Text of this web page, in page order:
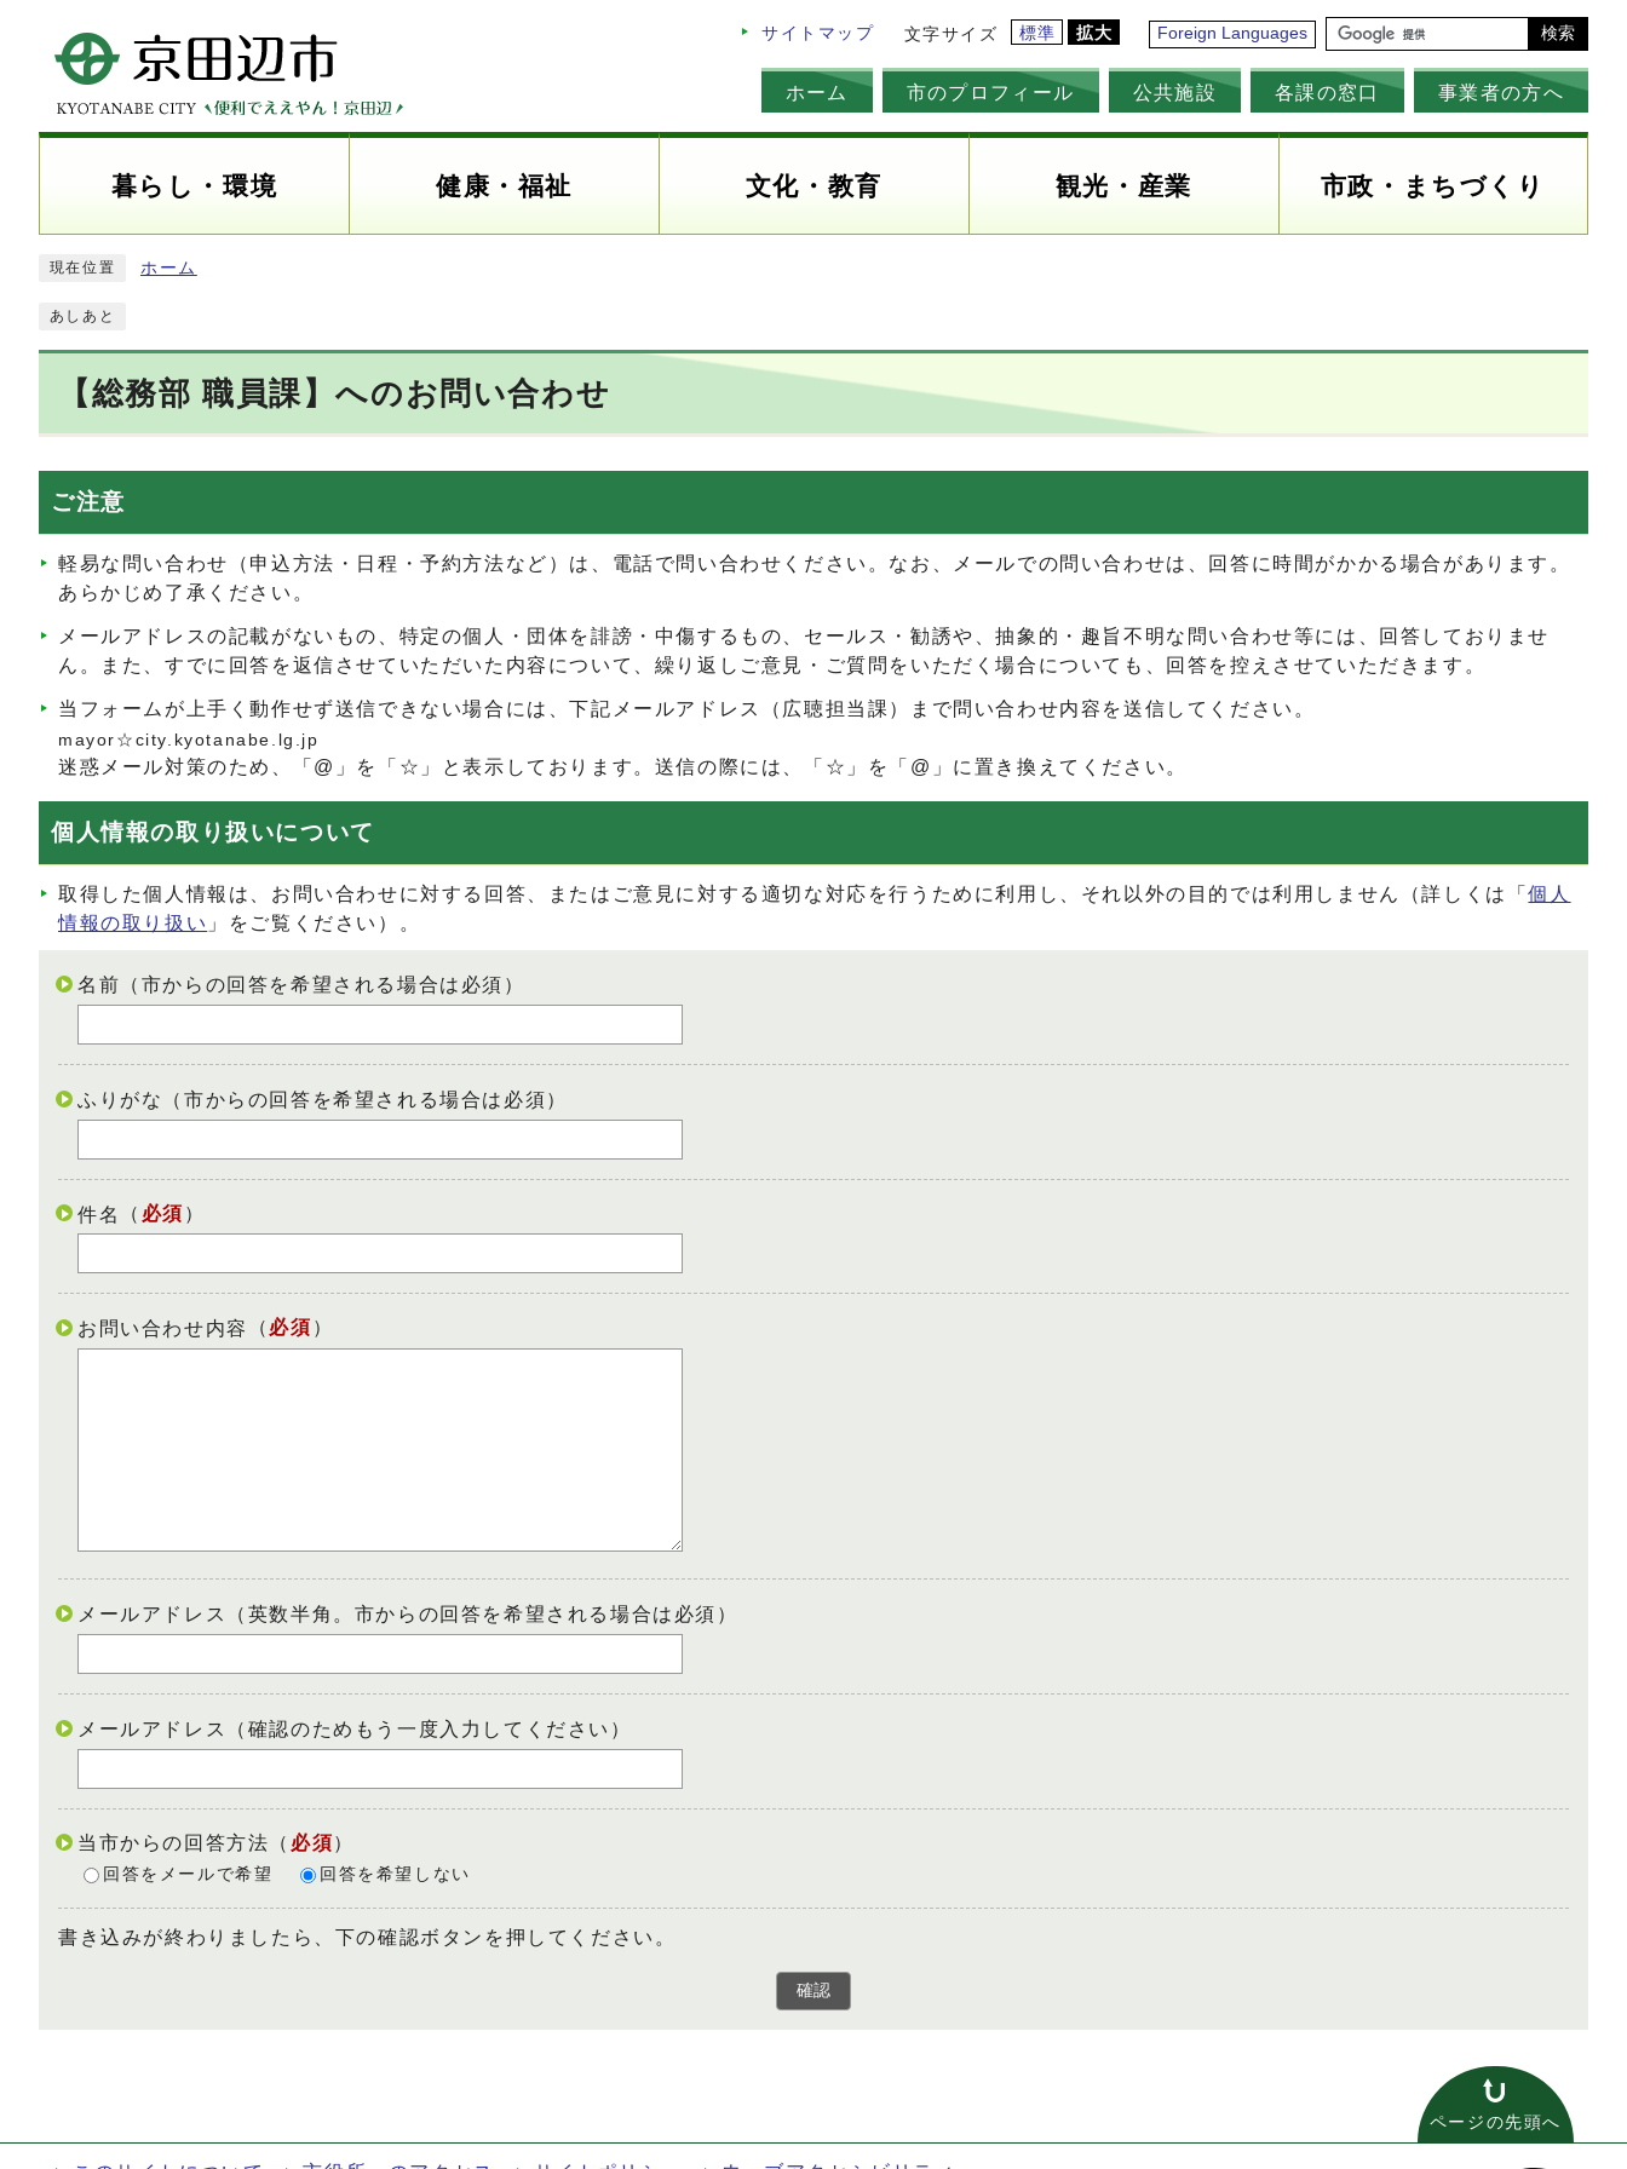
サイトマップ 文字サイズ 標準 拡大 Foreign Languages 検索
ホーム 市のプロフィール 公共施設 各課の窓口 事業者の方へ
暮らし・環境 健康・福祉 文化・教育 観光・産業 市政・まちづくり
現在位置 ホーム
あしあと
【総務部 職員課】へのお問い合わせ
ご注意
軽易な問い合わせ（申込方法・日程・予約方法など）は、電話で問い合わせください。なお、メールでの問い合わせは、回答に時間がかかる場合があります。
あらかじめ了承ください。
メールアドレスの記載がないもの、特定の個人・団体を誹謗・中傷するもの、セールス・勧誘や、抽象的・趣旨不明な問い合わせ等には、回答しておりませ
ん。また、すでに回答を返信させていただいた内容について、繰り返しご意見・ご質問をいただく場合についても、回答を控えさせていただきます。
当フォームが上手く動作せず送信できない場合には、下記メールアドレス（広聴担当課）まで問い合わせ内容を送信してください。
mayor☆city.kyotanabe.lg.jp
迷惑メール対策のため、「@」を「☆」と表示しております。送信の際には、「☆」を「@」に置き換えてください。
個人情報の取り扱いについて
取得した個人情報は、お問い合わせに対する回答、またはご意見に対する適切な対応を行うために利用し、それ以外の目的では利用しません（詳しくは「個人
情報の取り扱い 」をご覧ください）。
名前（市からの回答を希望される場合は必須）
ふりがな（市からの回答を希望される場合は必須）
件名 （ 必須 ）
お問い合わせ内容 （ 必須 ）
メールアドレス（英数半角。市からの回答を希望される場合は必須）
メールアドレス（確認のためもう一度入力してください）
当市からの回答方法 （ 必須）
回答をメールで希望 回答を希望しない
書き込みが終わりましたら、下の確認ボタンを押してください。
確認
ページの先頭へ